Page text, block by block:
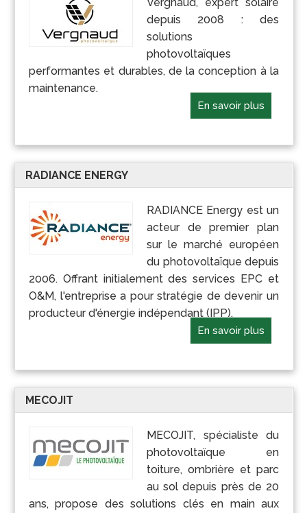
depuis 2008 : des
solutions
photovoltaïques
performantes et durables, de la conception à la
maintenance.
En savoir plus
RADIANCE ENERGY
RADIANCE Energy est un
acteur de premier plan
sur le marché européen
du photovoltaïque depuis
2006. Offrant initialement des services EPC et
O&M, l'entreprise a pour stratégie de devenir un
producteur d'énergie indépendant (IPP).
En savoir plus
MECOJIT
MECOJIT, spécialiste du
photovoltaïque en
toiture, ombrière et parc
au sol depuis près de 20
ans, propose des solutions clés en main aux